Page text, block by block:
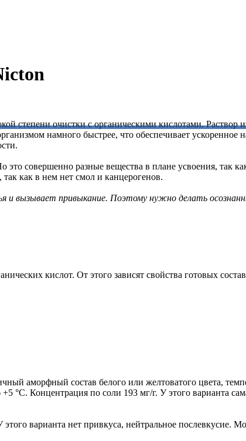
степени очистки с органическими кислотами. Раствор
намного быстрее, что обеспечивает
совершенно разные вещества в плане усвоения, так
как в нем нет смол и канцерогенов.
и вызывает привыкание. Поэтому нужно делать
кислот. От этого зависят свойства готовых
аморфный состав белого или желтоватого цвета,
°С. Концентрация по соли 193 мг/г. У этого варианта
варианта нет привкуса, нейтральное послевкусие.